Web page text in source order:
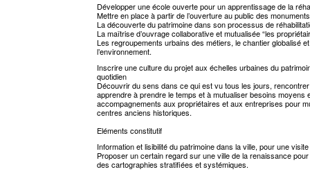
Développer une école ouverte pour un apprentissage de la
Mettre en place à partir de l’ouverture au public des
La découverte du patrimoine dans son processus de
La maîtrise d’ouvrage collaborative et mutualisée “les
Les regroupements urbains des métiers, le chantier globalisé
l’environnement.
Inscrire une culture du projet aux échelles urbaines du
quotidien
Découvrir du sens dans ce qui est vu tous les jours,
apprendre à prendre le temps et à mutualiser besoins
accompagnements aux propriétaires et aux entreprises pour
centres anciens historiques.
Eléments constitutif
Information et lisibilité du patrimoine dans la ville, pour une visite
Proposer un certain regard sur une ville de la renaissance
des cartographies stratifiées et systémiques.